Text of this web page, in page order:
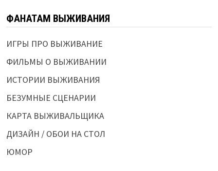
ФАНАТАМ ВЫЖИВАНИЯ
ИГРЫ ПРО ВЫЖИВАНИЕ
ФИЛЬМЫ О ВЫЖИВАНИИ
ИСТОРИИ ВЫЖИВАНИЯ
БЕЗУМНЫЕ СЦЕНАРИИ
КАРТА ВЫЖИВАЛЬЩИКА
ДИЗАЙН / ОБОИ НА СТОЛ
ЮМОР